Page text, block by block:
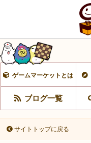
ゲームマーケットとは
ブログ一覧
サイトトップに戻る